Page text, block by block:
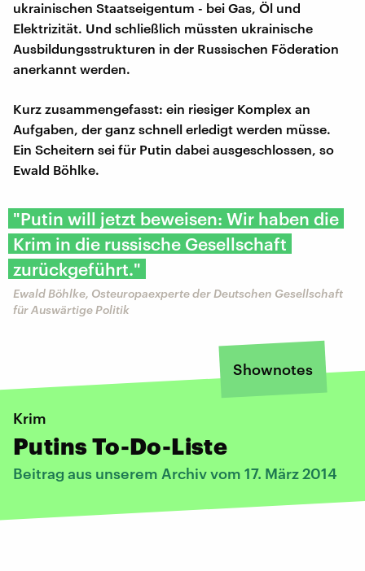
ukrainischen Staatseigentum - bei Gas, Öl und
Elektrizität. Und schließlich müssten ukrainische
Ausbildungsstrukturen in der Russischen Föderation
anerkannt werden.
Kurz zusammengefasst: ein riesiger Komplex an
Aufgaben, der ganz schnell erledigt werden müsse.
Ein Scheitern sei für Putin dabei ausgeschlossen, so
Ewald Böhlke.
"Putin will jetzt beweisen: Wir haben die
Krim in die russische Gesellschaft
zurückgeführt."
Ewald Böhlke, Osteuropaexperte der Deutschen Gesellschaft
für Auswärtige Politik
Shownotes
Krim
Putins To-Do-Liste
Beitrag aus unserem Archiv vom 17. März 2014